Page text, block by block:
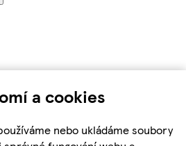
a cookies
nebo ukládáme soubory